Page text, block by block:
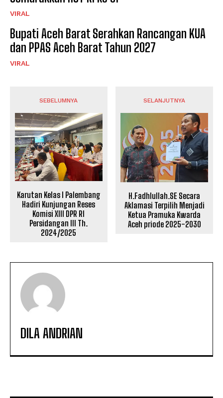
VIRAL
Bupati Aceh Barat Serahkan Rancangan KUA
dan PPAS Aceh Barat Tahun 2027
VIRAL
SEBELUMNYA
Karutan Kelas I Palembang
Hadiri Kunjungan Reses
Komisi XIII DPR RI
Persidangan III Th.
2024/2025
SELANJUTNYA
H.Fadhlullah.SE Secara
Aklamasi Terpilih Menjadi
Ketua Pramuka Kwarda
Aceh priode 2025-2030
DILA ANDRIAN